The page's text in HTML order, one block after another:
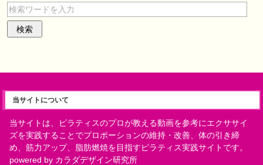
当サイトについて
当サイトは、ピラティスのプロが教える動画を参考にエクササイ
ズを実践することでプロポーションの維持・改善、体の引き締
め、筋力アップ、脂肪燃焼を目指すピラティス実践サイトです。
powered by カラダデザイン研究所